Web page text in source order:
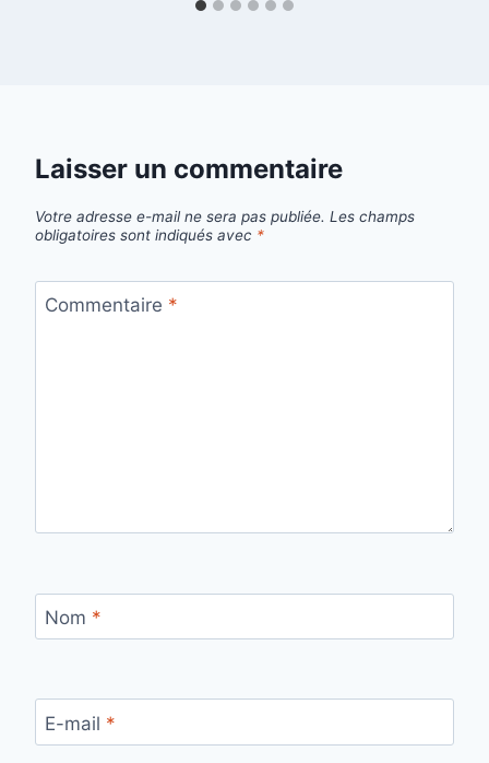
Laisser un commentaire
Votre adresse e-mail ne sera pas publiée. Les champs
obligatoires sont indiqués avec *
Commentaire *
Nom *
E-mail *